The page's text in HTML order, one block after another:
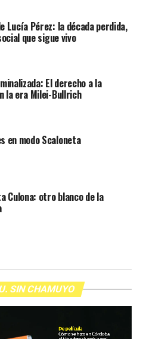
Lucía Pérez: la década perdida,
que sigue vivo
El derecho a la
la era Milei-Bullrich
en modo Scaloneta
Culona: otro blanco de la
SIN CHAMUYO